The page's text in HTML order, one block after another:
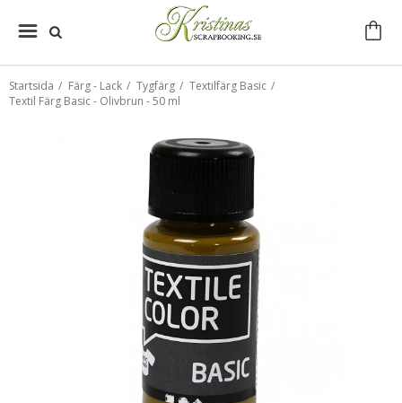
Startsida / Färg - Lack / Tygfärg / Textilfärg Basic /
Textil Färg Basic - Olivbrun - 50 ml